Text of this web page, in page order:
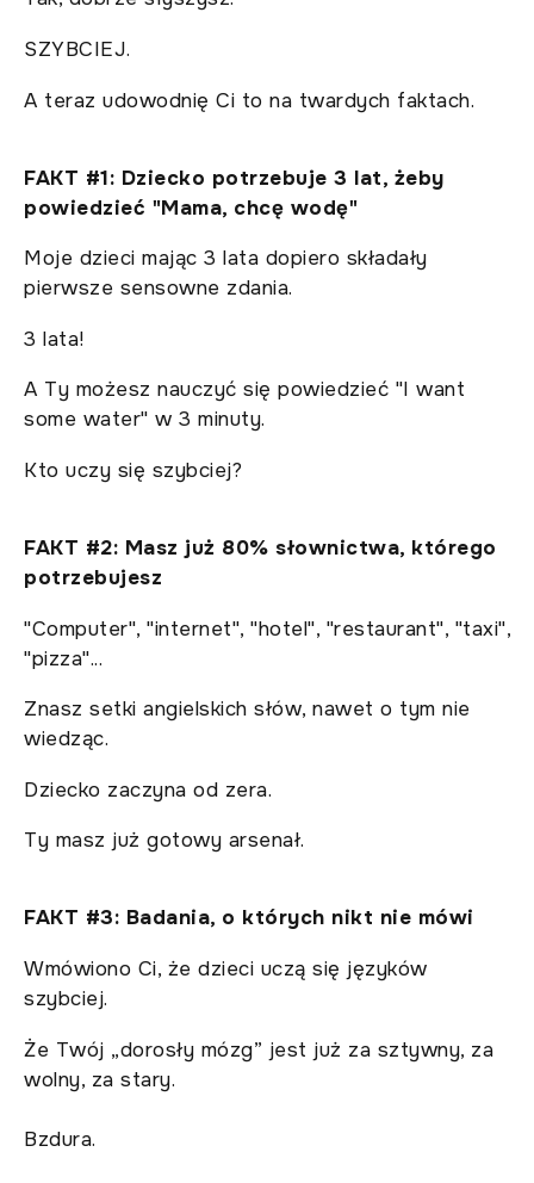
SZYBCIEJ.
A teraz udowodnię Ci to na twardych faktach.
FAKT #1: Dziecko potrzebuje 3 lat, żeby
powiedzieć "Mama, chcę wodę"
Moje dzieci mając 3 lata dopiero składały
pierwsze sensowne zdania.
3 lata!
A Ty możesz nauczyć się powiedzieć "I want
some water" w 3 minuty.
Kto uczy się szybciej?
FAKT #2: Masz już 80% słownictwa, którego
potrzebujesz
"Computer", "internet", "hotel", "restaurant", "taxi",
"pizza"...
Znasz setki angielskich słów, nawet o tym nie
wiedząc.
Dziecko zaczyna od zera.
Ty masz już gotowy arsenał.
FAKT #3: Badania, o których nikt nie mówi
Wmówiono Ci, że dzieci uczą się języków
szybciej.
Że Twój „dorosły mózg” jest już za sztywny, za
wolny, za stary.
Bzdura.